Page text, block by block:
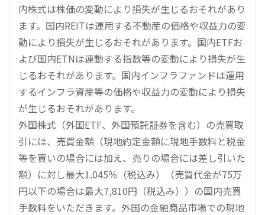
内株式は株価の変動により損失が生じるおそれがあり
ます。国内REITは運用する不動産の価格や収益力の変
動により損失が生じるおそれがあります。国内ETFお
よび国内ETNは連動する指数等の変動により損失が生
じるおそれがあります。国内インフラファンドは運用
するインフラ資産等の価格や収益力の変動により損失
が生じるおそれがあります。
外国株式（外国ETF、外国預託証券を含む）の売買取
引には、売買金額（現地約定金額に現地手数料と税金
等を買いの場合には加え、売りの場合には差し引いた
額）に対し最大1.045％（税込み）（売買代金が75万
円以下の場合は最大7,810円（税込み））の国内売買
手数料をいただきます。外国の金融商品市場での現地